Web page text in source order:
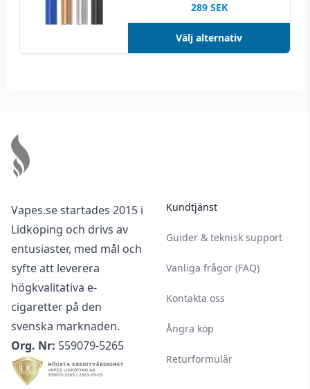
289 SEK
Välj alternativ
Vapes.se startades 2015 i
Lidköping och drivs av
entusiaster, med mål och
syfte att leverera
högkvalitativa e-
cigaretter på den
svenska marknaden.
Org. Nr: 559079-5265
Kundtjänst
Guider & teknisk support
Vanliga frågor (FAQ)
Kontakta oss
Ångra köp
Returformulär